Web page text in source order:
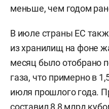
меньше, чем годом
В июле страны ЕС
из хранилищ на фоне
месяц было отобрано
газа, что примерно в
июля прошлого года.
составил 8,8 млрд